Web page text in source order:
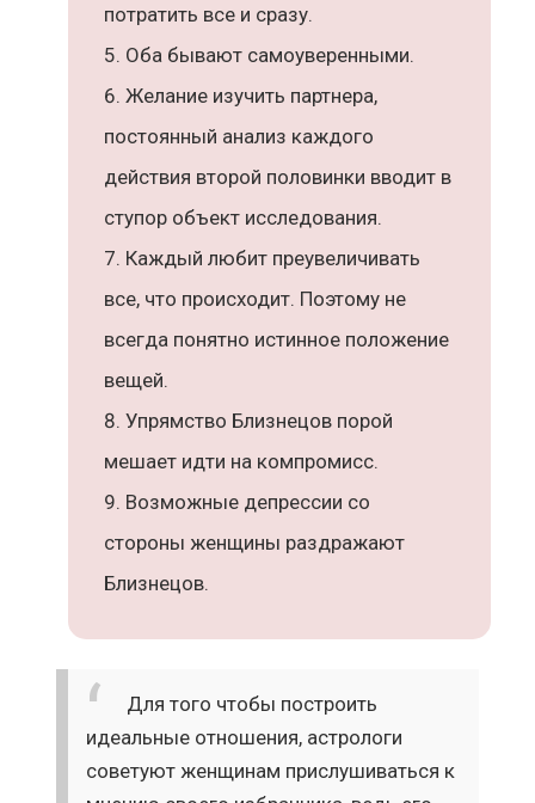
потратить все и сразу.
Оба бывают самоуверенными.
Желание изучить партнера,
постоянный анализ каждого
действия второй половинки вводит в
ступор объект исследования.
Каждый любит преувеличивать
все, что происходит. Поэтому не
всегда понятно истинное положение
вещей.
Упрямство Близнецов порой
мешает идти на компромисс.
Возможные депрессии со
стороны женщины раздражают
Близнецов.
Для того чтобы построить
идеальные отношения, астрологи
советуют женщинам прислушиваться к